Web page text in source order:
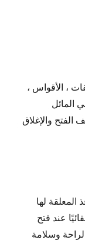
، الأقواس ،
المائل
الفتح والإغلاق
المعلقة لها
عند فتح
وسلامة